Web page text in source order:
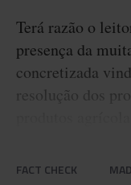
Terá razão o
presença da
concretizada
resolução dos
FACT CHECK